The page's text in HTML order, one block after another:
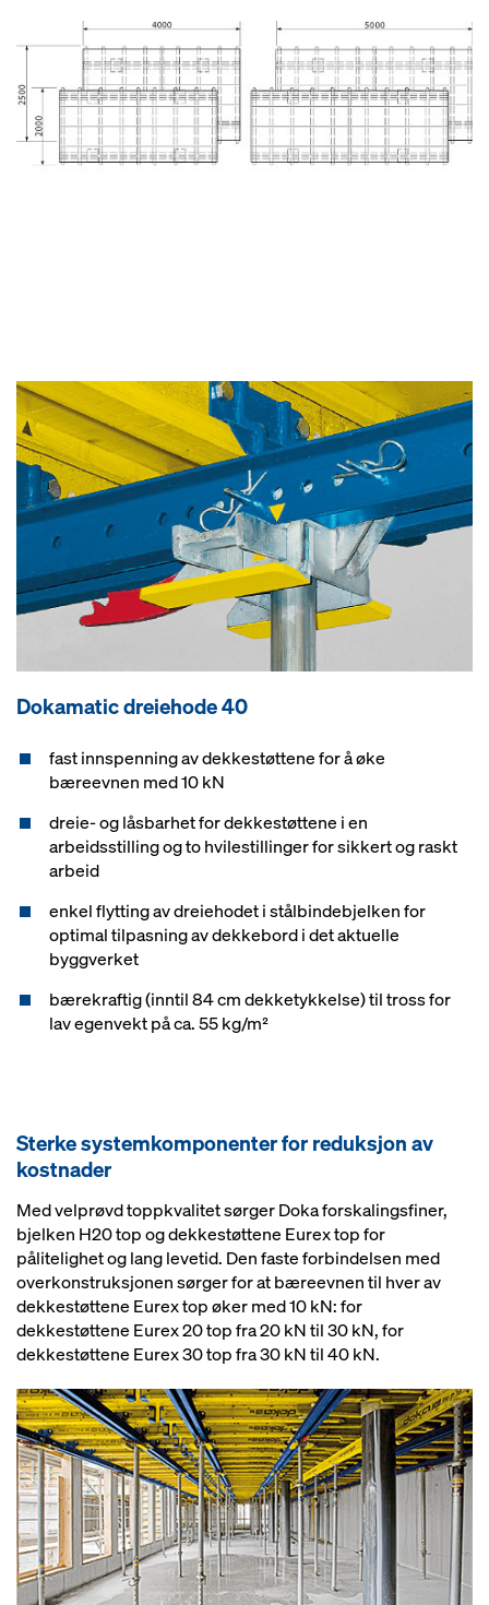
Dokamatic dreiehode 40
fast innspenning av dekkestøttene for å øke
bæreevnen med 10 kN
dreie- og låsbarhet for dekkestøttene i en
arbeidsstilling og to hvilestillinger for sikkert og raskt
arbeid
enkel flytting av dreiehodet i stålbindebjelken for
optimal tilpasning av dekkebord i det aktuelle
byggverket
bærekraftig (inntil 84 cm dekketykkelse) til tross for
lav egenvekt på ca. 55 kg/m²
Sterke systemkomponenter for reduksjon av
kostnader
Med velprøvd toppkvalitet sørger Doka forskalingsfiner,
bjelken H20 top og dekkestøttene Eurex top for
pålitelighet og lang levetid. Den faste forbindelsen med
overkonstruksjonen sørger for at bæreevnen til hver av
dekkestøttene Eurex top øker med 10 kN: for
dekkestøttene Eurex 20 top fra 20 kN til 30 kN, for
dekkestøttene Eurex 30 top fra 30 kN til 40 kN.